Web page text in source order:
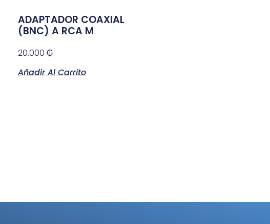
ADAPTADOR COAXIAL
(BNC) A RCA M
20.000 ₲
Añadir Al Carrito